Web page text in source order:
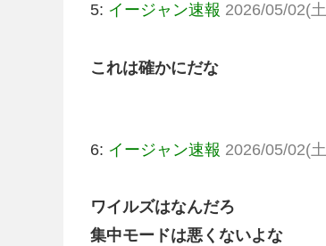
5: イージャン速報 2026/05/02(
これは確かにだな
6: イージャン速報 2026/05/02(
ワイルズはなんだろ
集中モードは悪くないよな